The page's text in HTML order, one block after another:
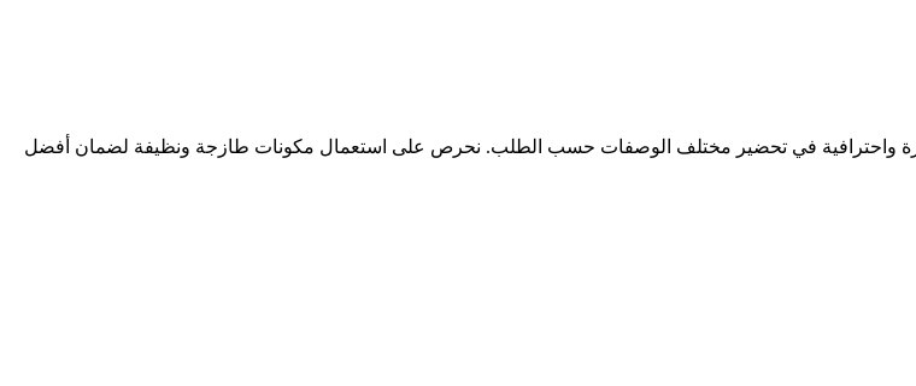
مع خبرة واحترافية في تحضير مختلف الوصفات حسب الطلب. نحرص على استعمال مكونات طازجة ونظيفة لضمان أفضل